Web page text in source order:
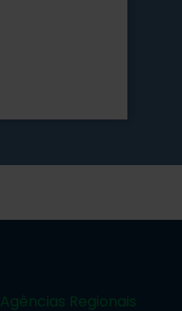
Agências Regionais